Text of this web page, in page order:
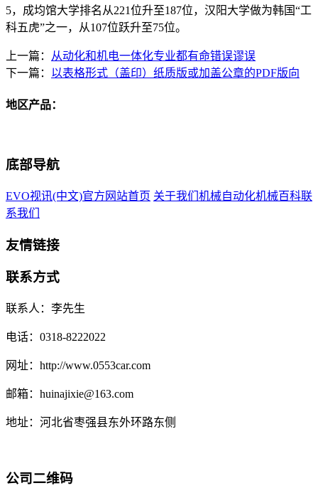
5，成均馆大学排名从221位升至187位，汉阳大学做为韩国“工
科五虎”之一，从107位跃升至75位。
上一篇：
从动化和机电一体化专业都有命错误谬误
下一篇： 以表格形式（盖印）纸质版或加盖公章的PDF版向
地区产品：
底部导航
EVO视讯(中文)官方网站首页 关于我们 机械自动化机械百科联
系我们
友情链接
联系方式
联系人：李先生
电话：0318-8222022
网址：http://www.0553car.com
邮箱：huinajixie@163.com
地址：河北省枣强县东外环路东侧
公司二维码